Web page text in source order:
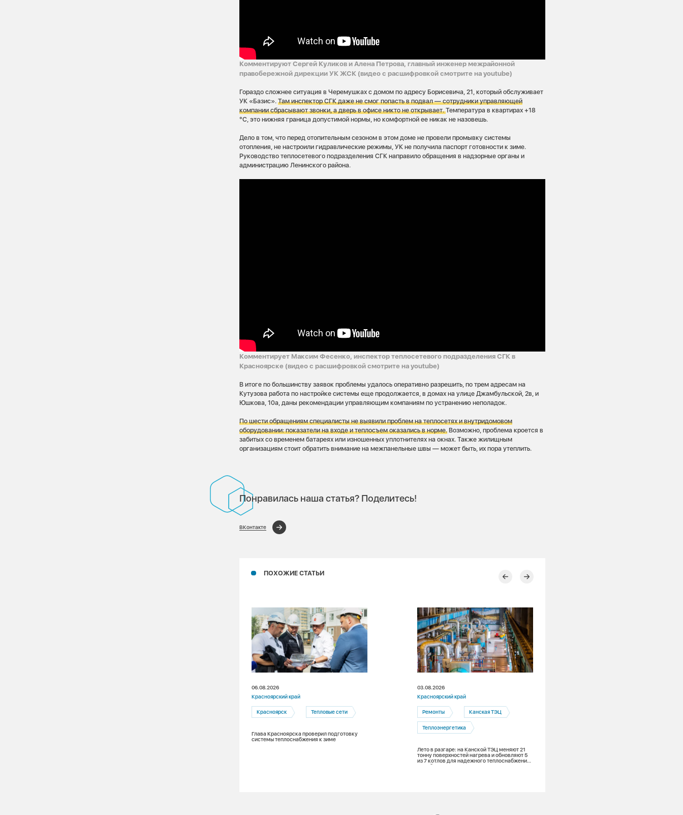
Комментируют Сергей Куликов и Алена Петрова, главный инженер межрайонной
правобережной дирекции УК ЖСК (видео с расшифровкой смотрите на youtube)
Гораздо сложнее ситуация в Черемушках с домом по адресу Борисевича, 21, который обслуживает
УК «Базис».Там инспектор СГК даже не смог попасть в подвал — сотрудники управляющей
компании сбрасывают звонки, а дверь в офисе никто не открывает.Температура в квартирах +18
°С, это нижняя граница допустимой нормы, но комфортной ее никак не назовешь.
Дело в том, что перед отопительным сезоном в этом доме не провели промывку системы
отопления, не настроили гидравлические режимы, УК не получила паспорт готовности к зиме.
Руководство теплосетевого подразделения СГК направило обращения в надзорные органы и
администрацию Ленинского района.
Комментирует Максим Фесенко, инспектор теплосетевого подразделения СГК в
Красноярске (видео с расшифровкой смотрите на youtube)
В итоге по большинству заявок проблемы удалось оперативно разрешить, по трем адресам на
Кутузова работа по настройке системы еще продолжается, в домах на улице Джамбульской, 2в, и
Юшкова, 10а, даны рекомендации управляющим компаниям по устранению неполадок.
По шести обращениям специалисты не выявили проблем на теплосетях и внутридомовом
оборудовании: показатели на входе и теплосъем оказались в норме. Возможно, проблема кроется в
забитых со временем батареях или изношенных уплотнителях на окнах. Также жилищным
организациям стоит обратить внимание на межпанельные швы — может быть, их пора утеплить.
Понравилась наша статья? Поделитесь!
ВКонтакте
ПОХОЖИЕ СТАТЬИ
06.08.2026
Красноярский край
Красноярск Тепловые сети
Глава Красноярска проверил подготовку
системы теплоснабжения к зиме
03.08.2026
Красноярский край
Ремонты Канская ТЭЦ
Теплоэнергетика
Лето в разгаре: на Канской ТЭЦ меняют 21
тонну поверхностей нагрева и обновляют 5
из 7 котлов для надежного теплоснабжения
зимой